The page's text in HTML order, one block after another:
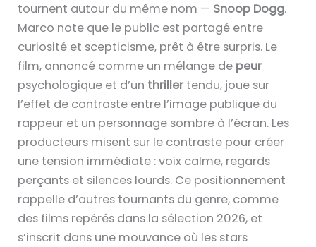
tournent autour du même nom — Snoop Dogg.
Marco note que le public est partagé entre
curiosité et scepticisme, prêt à être surpris. Le
film, annoncé comme un mélange de peur
psychologique et d’un thriller tendu, joue sur
l’effet de contraste entre l’image publique du
rappeur et un personnage sombre à l’écran. Les
producteurs misent sur le contraste pour créer
une tension immédiate : voix calme, regards
perçants et silences lourds. Ce positionnement
rappelle d’autres tournants du genre, comme
des films repérés dans la sélection 2026, et
s’inscrit dans une mouvance où les stars